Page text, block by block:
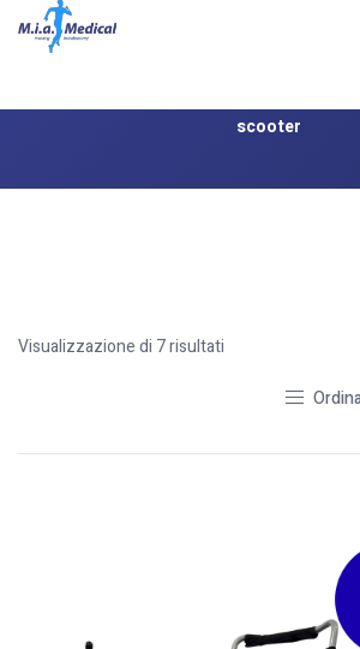
Carrozzine elettriche
scooter
Visualizzazione di 7 risultati